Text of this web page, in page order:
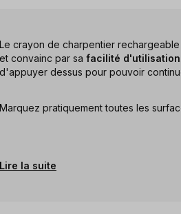
Le crayon de charpentier rechargeable
et convainc par sa facilité d'utilisation
d'appuyer dessus pour pouvoir
Marquez pratiquement toutes les
Lire la suite